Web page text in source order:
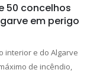
50 concelhos
em perigo
interior e do Algarve
de incêndio,